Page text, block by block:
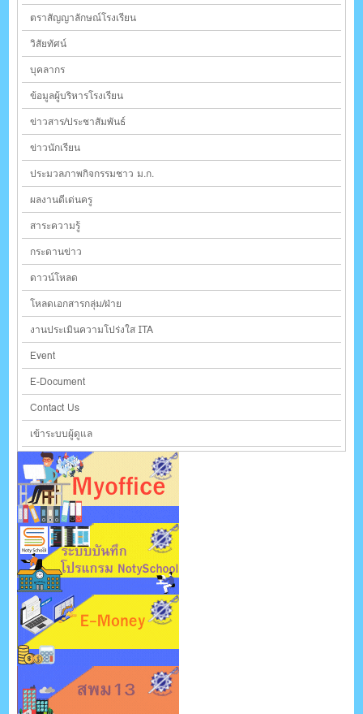
ตราสัญญาลักษณ์โรงเรียน
วิสัยทัศน์
บุคลากร
ข้อมูลผู้บริหารโรงเรียน
ข่าวสาร/ประชาสัมพันธ์
ข่าวนักเรียน
ประมวลภาพกิจกรรมชาว ม.ก.
ผลงานดีเด่นครู
สาระความรู้
กระดานข่าว
ดาวน์โหลด
โหลดเอกสารกลุ่ม/ฝ่าย
งานประเมินความโปร่งใส ITA
Event
E-Document
Contact Us
เข้าระบบผู้ดูแล